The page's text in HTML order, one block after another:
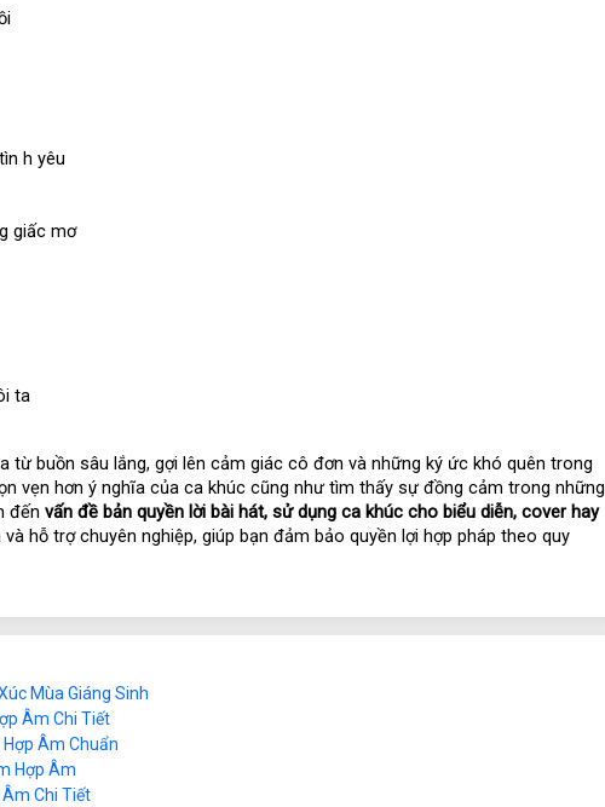
tìn h yêu
giấc mơ
ta
từ buồn sâu lắng, gợi lên cảm giác cô đơn và những ký ức khó quên trong
vẹn hơn ý nghĩa của ca khúc cũng như tìm thấy sự đồng cảm trong những
đến vấn đề bản quyền lời bài hát, sử dụng ca khúc cho biểu diễn, cover hay
hỗ trợ chuyên nghiệp, giúp bạn đảm bảo quyền lợi hợp pháp theo quy
Mùa Giáng Sinh
Âm Chi Tiết
Âm Chuẩn
Hợp Âm
Âm Chi Tiết